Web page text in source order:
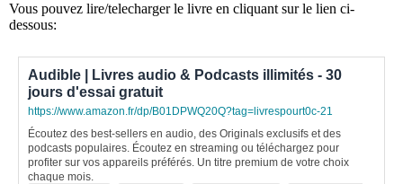
Vous pouvez lire/telecharger le livre en cliquant sur le lien ci-
dessous:
Audible | Livres audio & Podcasts illimités - 30
jours d'essai gratuit
https://www.amazon.fr/dp/B01DPWQ20Q?tag=livrespourt0c-21
Écoutez des best-sellers en audio, des Originals exclusifs et des
podcasts populaires. Écoutez en streaming ou téléchargez pour
profiter sur vos appareils préférés. Un titre premium de votre choix
chaque mois.